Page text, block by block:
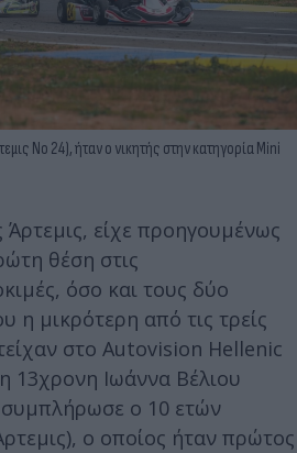
Νο 24), ήταν ο νικητής στην κατηγορία Mini
είχε προηγουμένως
θέση στις
όσο και τους δύο
η μικρότερη από τις τρείς
στο Autovision Hellenic
13χρονη Ιωάννα Βέλιου
ο 10 ετών
ο οποίος ήταν πρώτος